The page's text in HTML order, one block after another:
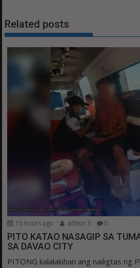
Related posts
15 hours ago admin 3 0
PITO KATAO NASAGIP SA
SA DAVAO CITY
PITONG kalalakihan ang nailigtas ng